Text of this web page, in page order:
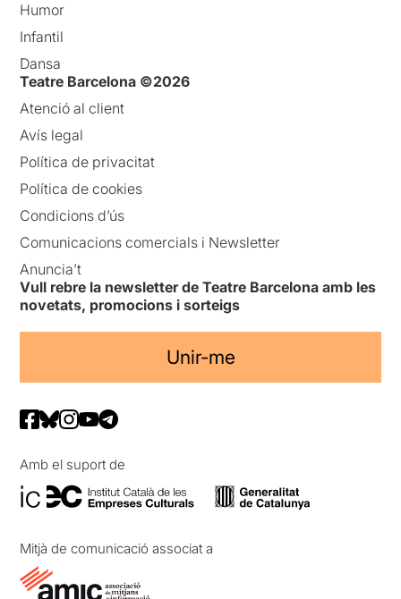
Humor
Infantil
Dansa
Teatre Barcelona ©2026
Atenció al client
Avís legal
Política de privacitat
Política de cookies
Condicions d’ús
Comunicacions comercials i Newsletter
Anuncia’t
Vull rebre la newsletter de Teatre Barcelona amb les
novetats, promocions i sorteigs
Unir-me
Amb el suport de
Mitjà de comunicació associat a